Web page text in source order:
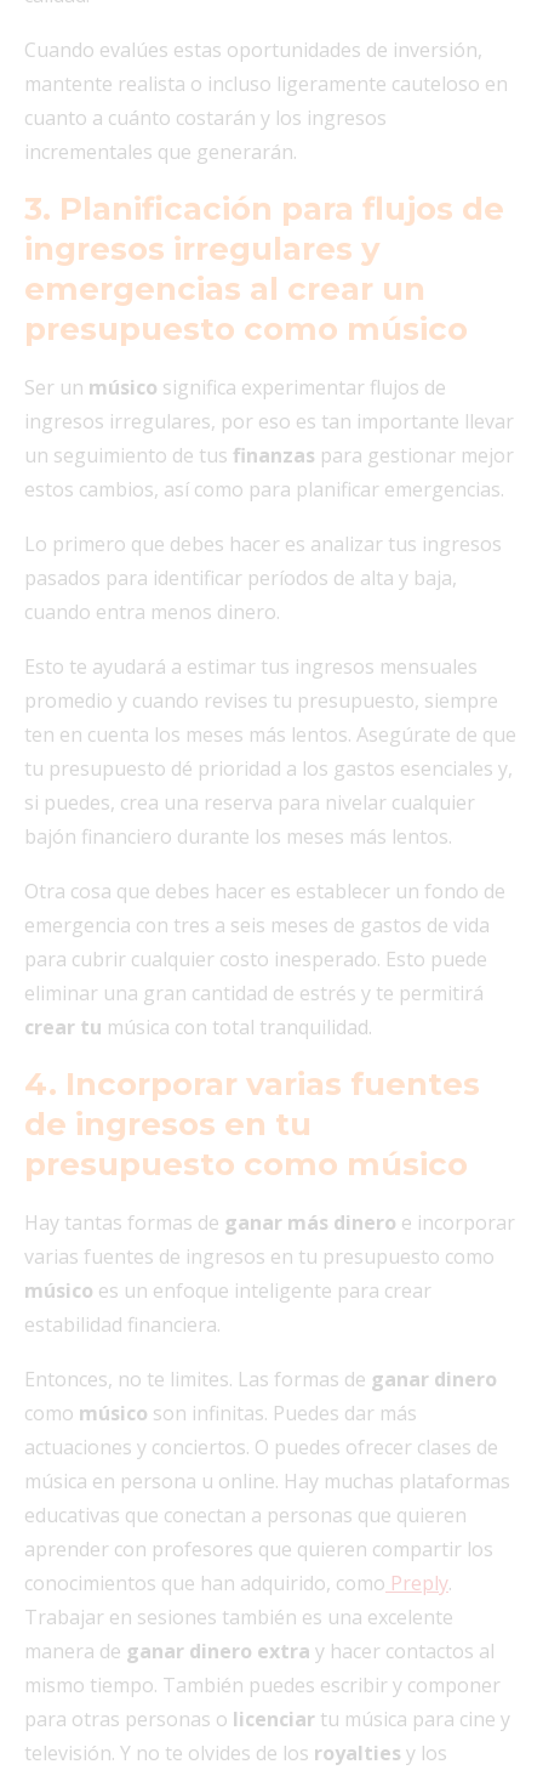
Cuando evalúes estas oportunidades de inversión,
mantente realista o incluso ligeramente cauteloso en
cuanto a cuánto costarán y los ingresos
incrementales que generarán.
3. Planificación para flujos de
ingresos irregulares y
emergencias al crear un
presupuesto como músico
Ser un músico significa experimentar flujos de
ingresos irregulares, por eso es tan importante llevar
un seguimiento de tus finanzas para gestionar mejor
estos cambios, así como para planificar emergencias.
Lo primero que debes hacer es analizar tus ingresos
pasados para identificar períodos de alta y baja,
cuando entra menos dinero.
Esto te ayudará a estimar tus ingresos mensuales
promedio y cuando revises tu presupuesto, siempre
ten en cuenta los meses más lentos. Asegúrate de que
tu presupuesto dé prioridad a los gastos esenciales y,
si puedes, crea una reserva para nivelar cualquier
bajón financiero durante los meses más lentos.
Otra cosa que debes hacer es establecer un fondo de
emergencia con tres a seis meses de gastos de vida
para cubrir cualquier costo inesperado. Esto puede
eliminar una gran cantidad de estrés y te permitirá
crear tu música con total tranquilidad.
4. Incorporar varias fuentes
de ingresos en tu
presupuesto como músico
Hay tantas formas de ganar más dinero e incorporar
varias fuentes de ingresos en tu presupuesto como
músico es un enfoque inteligente para crear
estabilidad financiera.
Entonces, no te limites. Las formas de ganar dinero
como músico son infinitas. Puedes dar más
actuaciones y conciertos. O puedes ofrecer clases de
música en persona u online. Hay muchas plataformas
educativas que conectan a personas que quieren
aprender con profesores que quieren compartir los
conocimientos que han adquirido, como Preply.
Trabajar en sesiones también es una excelente
manera de ganar dinero extra y hacer contactos al
mismo tiempo. También puedes escribir y componer
para otras personas o licenciar tu música para cine y
televisión. Y no te olvides de los royalties y los